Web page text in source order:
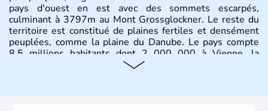
pays d'ouest en est avec des sommets escarpés,
culminant à 3797m au Mont Grossglockner. Le reste du
territoire est constitué de plaines fertiles et densément
peuplées, comme la plaine du Danube. Le pays compte
8.5 millions habitants dont 2 000 000 à Vienne, la